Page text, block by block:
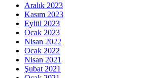
Aralık 2023
Kasım 2023
Eylül 2023
Ocak 2023
Nisan 2022
Ocak 2022
Nisan 2021
Şubat 2021